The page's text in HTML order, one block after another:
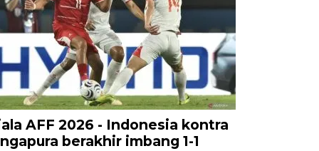
AFF 2026 - Indonesia kontra
berakhir imbang 1-1